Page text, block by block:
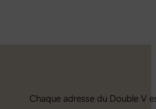
Chaque adresse du Double V